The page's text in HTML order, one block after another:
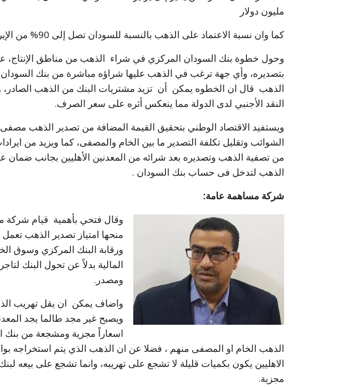
مليون دولار
كما وان نسبة الاعتماد على الذهب بالنسبة للسودان تصل إلى 90% من الإيرادات. ‏
وحول خطوة بنك السودان المركزي في شراء الذهب من مناطق الإنتاج،
بتصديره، وأي جهة ترغب في الذهب عليها شراؤه مباشرة من بنك
الذهب قال ان الخطوه يمكن أن تزيد مشتريات البنك من الذهب
النقد الأجنبي لدى الدولة مما ينعكس أثره على سعر الصرف.
ويستفيد الاقتصاد الوطني بتحقيق القيمة المضافة من تصدير الذهب
الشوائب وتقليل تكلفة التصدير ما بين الخام والمصفى، كما ويزيد من
من تصفية الذهب وتصديره بعد شرائه من المعدنين الأهليين بجانب ضمان
الذهب لتدخل فى حساب بنك السودان . ‏
شركة مساهمة عامة:
وقال فتحي بأهمية قيام شركة
منحها امتياز تصدير الذهب
ورقابة البنك المركزي وسوق
المالية بدلاً عن تحول البنك
ومصدر.
واضاف يمكن ان يقل تهريب
ويصبح غير مجد طالما يجد
اسعاراً مجزية ومشجعة من بنك
الذهب الخام او المصفى منهم ، فضلا عن ان الذهب الذي يتم استخراجه
الاهليين يكون بكميات قليلة لا تشجع على تهريبه، وانما تشجع على بيعه
مجزية.